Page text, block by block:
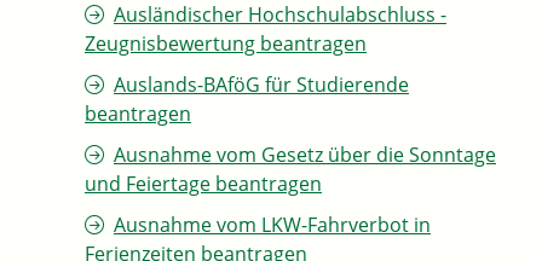
Ausländischer Hochschulabschluss -
Zeugnisbewertung beantragen
Auslands-BAföG für Studierende
beantragen
Ausnahme vom Gesetz über die Sonntage
und Feiertage beantragen
Ausnahme vom LKW-Fahrverbot in
Ferienzeiten beantragen